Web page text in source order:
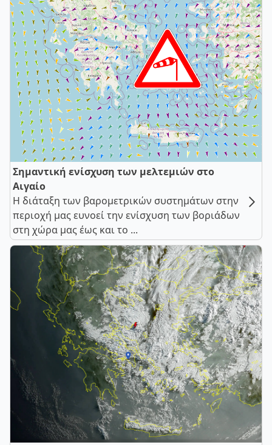
Σημαντική ενίσχυση των μελτεμιών στο
Αιγαίο
Η διάταξη των βαρομετρικών συστημάτων στην
περιοχή μας ευνοεί την ενίσχυση των βοριάδων
στη χώρα μας έως και το ...